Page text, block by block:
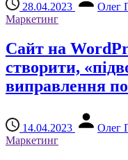
28.04.2023
Олег
Маркетинг
Сайт на
створити,
виправлення
14.04.2023
Олег
Маркетинг